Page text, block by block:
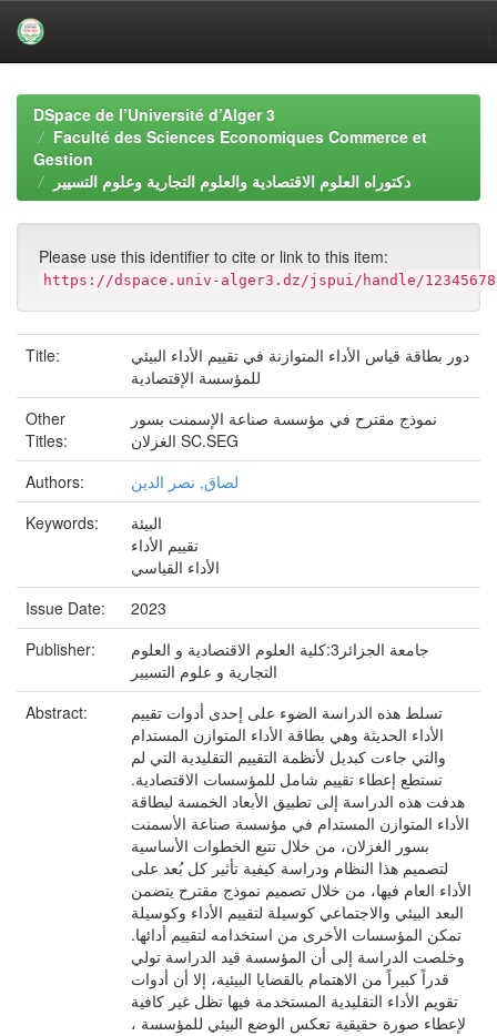
navigationDSpace de l’Université d’Alger 3
Faculté des Sciences Economiques Commerce et
Gestion
دكتوراه العلوم الاقتصادية والعلوم التجارية وعلوم التسيير
Please use this identifier to cite or link to this item:
https://dspace.univ-alger3.dz/jspui/handle/
Title:
دور بطاقة قياس الأداء المتوازنة في تقييم الأداء البيئي
للمؤسسة الإقتصادية
Other
Titles:
نموذج مقترح في مؤسسة صناعة الإسمنت بسور
الغزلان SC.SEG
Authors:
لصاق, نصر الدين
Keywords:
البيئة
تقييم الأداء
الأداء القياسي
Issue Date:
2023
Publisher:
جامعة الجزائر3:كلية العلوم الاقتصادية و العلوم
التجارية و علوم التسيير
Abstract:
تسلط هذه الدراسة الضوء على إحدى أدوات تقييم
الأداء الحديثة وهي بطاقة الأداء المتوازن المستدام
والتي جاءت كبديل لأنظمة التقييم التقليدية التي لم
تستطع إعطاء تقييم شامل للمؤسسات الاقتصادية.
هدفت هذه الدراسة إلى تطبيق الأبعاد الخمسة لبطاقة
الأداء المتوازن المستدام في مؤسسة صناعة الأسمنت
بسور الغزلان، من خلال تتبع الخطوات الأساسية
لتصميم هذا النظام ودراسة كيفية تأثير كل بُعد على
الأداء العام فيها، من خلال تصميم نموذج مقترح يتضمن
البعد البيئي والاجتماعي كوسيلة لتقييم الأداء وكوسيلة
تمكن المؤسسات الأخرى من استخدامه لتقييم أدائها.
وخلصت الدراسة إلى أن المؤسسة قيد الدراسة تولي
قدراً كبيراً من الاهتمام بالقضايا البيئية، إلا أن أدوات
تقويم الأداء التقليدية المستخدمة فيها تظل غير كافية
لإعطاء صورة حقيقية تعكس الوضع البيئي للمؤسسة ،